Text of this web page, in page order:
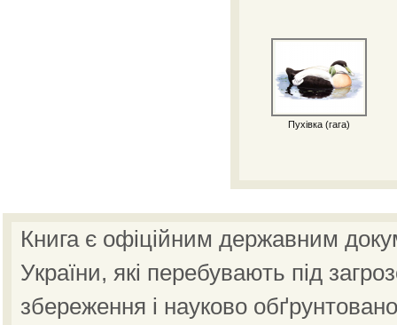
Пухівка (гага)
Книга є офіційним державним
України, які перебувають під
збереження і науково